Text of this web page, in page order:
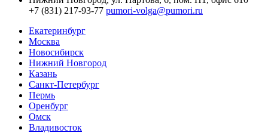
+7 (831) 217-93-77 pumori-volga@pumori.ru
Екатеринбург
Москва
Новосибирск
Нижний Новгород
Казань
Санкт-Петербург
Пермь
Оренбург
Омск
Владивосток